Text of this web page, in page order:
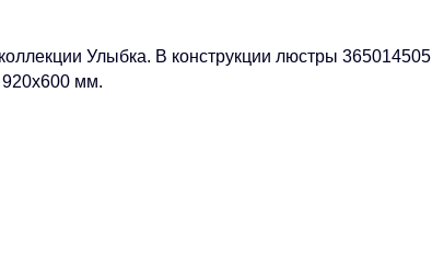
Производитель MW-Light
Улыбка. В конструкции люстры 365014505
мм.